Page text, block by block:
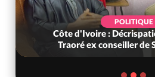
POLITIQUE
Côte d'Ivoire :
Traoré ex conseiller de